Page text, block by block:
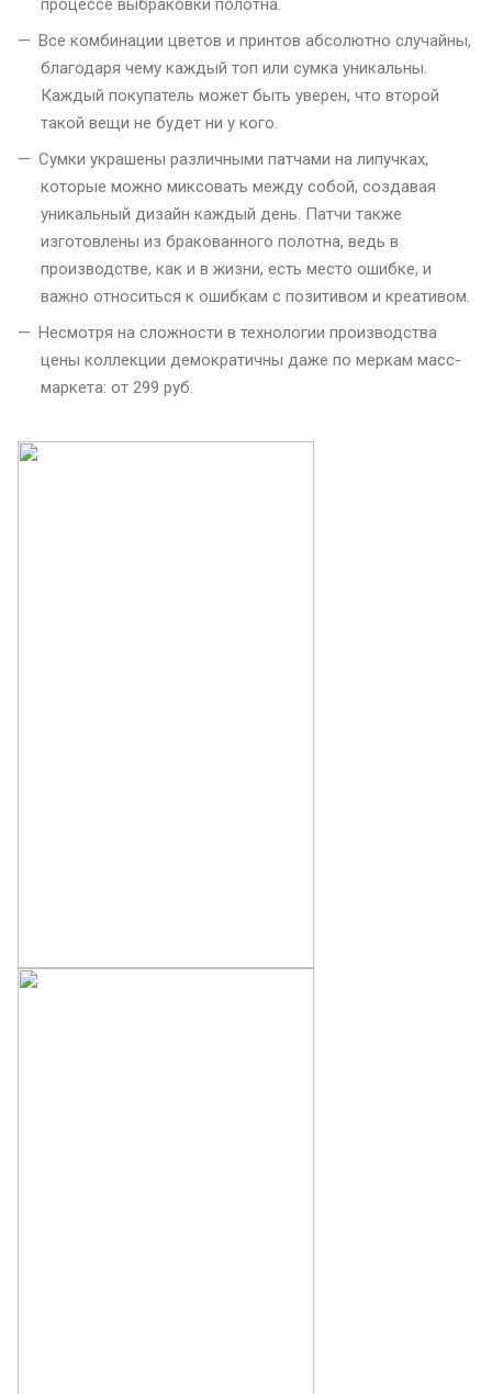
процессе выбраковки полотна.
Все комбинации цветов и принтов абсолютно случайны,
благодаря чему каждый топ или сумка уникальны.
Каждый покупатель может быть уверен, что второй
такой вещи не будет ни у кого.
Сумки украшены различными патчами на липучках,
которые можно миксовать между собой, создавая
уникальный дизайн каждый день. Патчи также
изготовлены из бракованного полотна, ведь в
производстве, как и в жизни, есть место ошибке, и
важно относиться к ошибкам с позитивом и креативом.
Несмотря на сложности в технологии производства
цены коллекции демократичны даже по меркам масс-
маркета: от 299 руб.